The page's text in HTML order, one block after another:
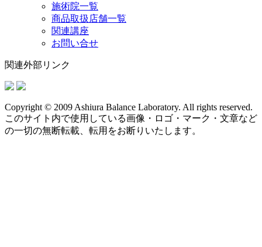
施術院一覧
商品取扱店舗一覧
関連講座
お問い合せ
関連外部リンク
Copyright © 2009 Ashiura Balance Laboratory. All rights reserved.
このサイト内で使用している画像・ロゴ・マーク・文章など
の一切の無断転載、転用をお断りいたします。